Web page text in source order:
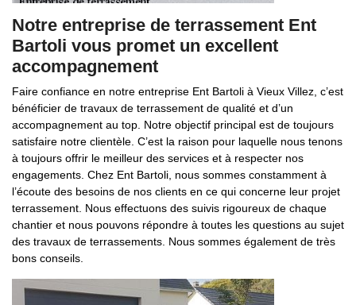
Notre entreprise de terrassement Ent
Bartoli vous promet un excellent
accompagnement
Faire confiance en notre entreprise Ent Bartoli à Vieux Villez, c’est
bénéficier de travaux de terrassement de qualité et d’un
accompagnement au top. Notre objectif principal est de toujours
satisfaire notre clientèle. C’est la raison pour laquelle nous tenons
à toujours offrir le meilleur des services et à respecter nos
engagements. Chez Ent Bartoli, nous sommes constamment à
l’écoute des besoins de nos clients en ce qui concerne leur projet
terrassement. Nous effectuons des suivis rigoureux de chaque
chantier et nous pouvons répondre à toutes les questions au sujet
des travaux de terrassements. Nous sommes également de très
bons conseils.